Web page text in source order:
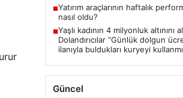
■Yatırım araçlarının haftalık
nasıl oldu?
■Yaşlı kadının 4 milyonluk altınını
Dolandırıcılar “Günlük dolgun
ilanıyla buldukları kuryeyi
Güncel